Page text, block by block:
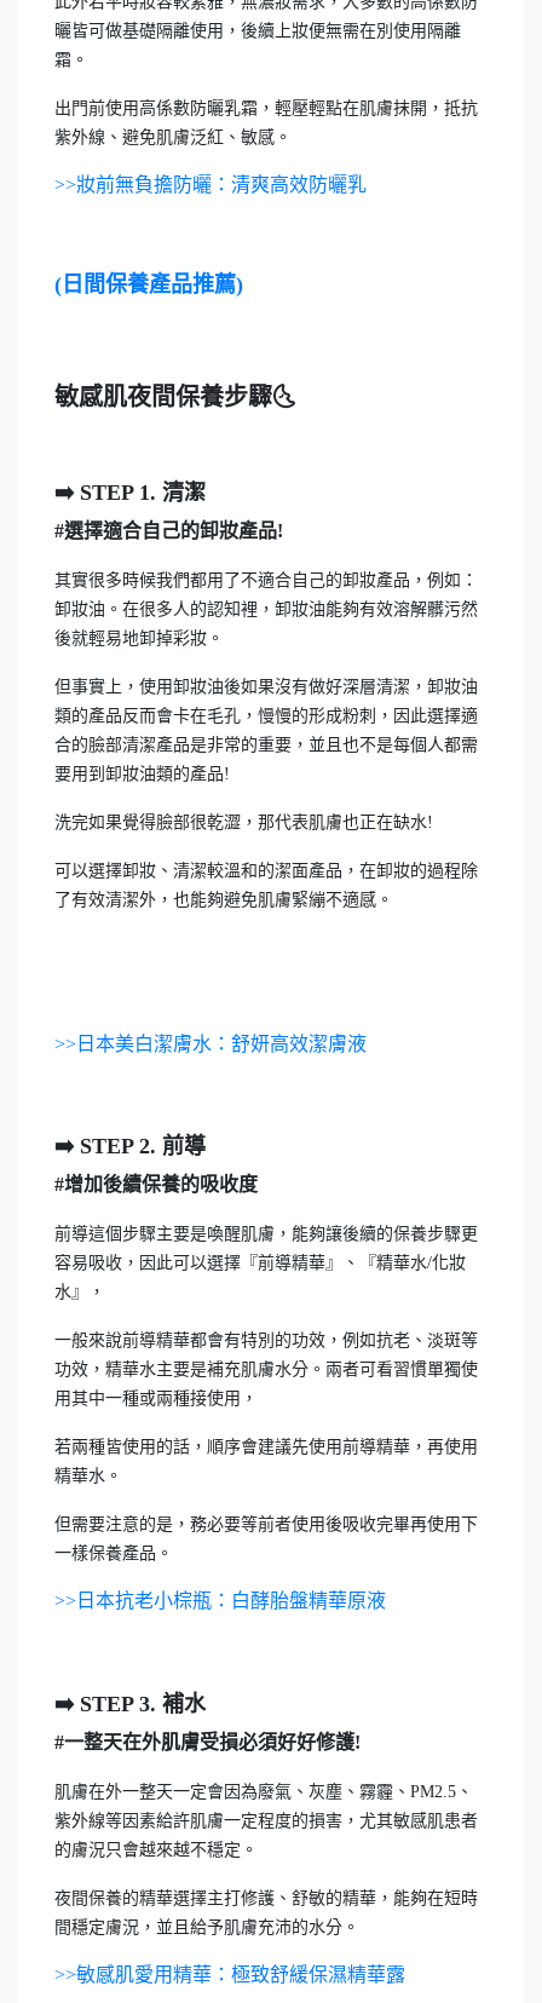
曬皆可做基礎隔離使用，後續上妝便無需在別使用隔離
霜。
出門前使用高係數防曬乳霜，輕壓輕點在肌膚抹開，抵抗
紫外線、避免肌膚泛紅、敏感。
>>妝前無負擔防曬：清爽高效防曬乳
(日間保養產品推薦)
敏感肌夜間保養步驟🌜
➡️️ STEP 1. 清潔
#選擇適合自己的卸妝產品!
其實很多時候我們都用了不適合自己的卸妝產品，例如：
卸妝油。在很多人的認知裡，卸妝油能夠有效溶解髒污然
後就輕易地卸掉彩妝。
但事實上，使用卸妝油後如果沒有做好深層清潔，卸妝油
類的產品反而會卡在毛孔，慢慢的形成粉刺，因此選擇適
合的臉部清潔產品是非常的重要，並且也不是每個人都需
要用到卸妝油類的產品!
洗完如果覺得臉部很乾澀，那代表肌膚也正在缺水!
可以選擇卸妝、清潔較溫和的潔面產品，在卸妝的過程除
了有效清潔外，也能夠避免肌膚緊繃不適感。
>>日本美白潔膚水：舒妍高效潔膚液
➡️️ STEP 2. 前導
#增加後續保養的吸收度
前導這個步驟主要是喚醒肌膚，能夠讓後續的保養步驟更
容易吸收，因此可以選擇『前導精華』、『精華水/化妝
水』，
一般來說前導精華都會有特別的功效，例如抗老、淡斑等
功效，精華水主要是補充肌膚水分。兩者可看習慣單獨使
用其中一種或兩種接使用，
若兩種皆使用的話，順序會建議先使用前導精華，再使用
精華水。
但需要注意的是，務必要等前者使用後吸收完畢再使用下
一樣保養產品。
>>日本抗老小棕瓶：白酵胎盤精華原液
➡️️ STEP 3. 補水
#一整天在外肌膚受損必須好好修護!
肌膚在外一整天一定會因為廢氣、灰塵、霧霾、PM2.5、
紫外線等因素給許肌膚一定程度的損害，尤其敏感肌患者
的膚況只會越來越不穩定。
夜間保養的精華選擇主打修護、舒敏的精華，能夠在短時
間穩定膚況，並且給予肌膚充沛的水分。
>>敏感肌愛用精華：極致舒緩保濕精華露